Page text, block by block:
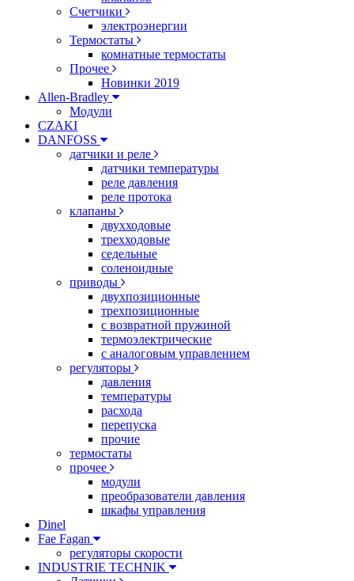
Счетчики
электроэнергии
Термостаты
комнатные термостаты
Прочее
Новинки 2019
Allen-Bradley
Модули
CZAKI
DANFOSS
датчики и реле
датчики температуры
реле давления
реле протока
клапаны
двухходовые
трехходовые
седельные
соленоидные
приводы
двухпозиционные
трехпозиционные
с возвратной пружиной
термоэлектрические
с аналоговым управлением
регуляторы
давления
температуры
расхода
перепуска
прочие
термостаты
прочее
модули
преобразователи давления
шкафы управления
Dinel
Fae Fagan
регуляторы скорости
INDUSTRIE TECHNIK